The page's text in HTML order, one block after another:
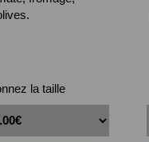
la taille